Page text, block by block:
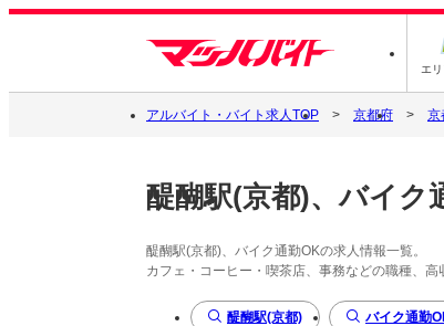
エ
アルバイト・バイト求人TOP 京都府 京
醍醐駅(京都)、バイク
醍醐駅(京都)、バイク通勤OKの求人情報一覧。
カフェ・コーヒー・喫茶店、事務などの職種、
醍醐駅(京都) バイク通勤